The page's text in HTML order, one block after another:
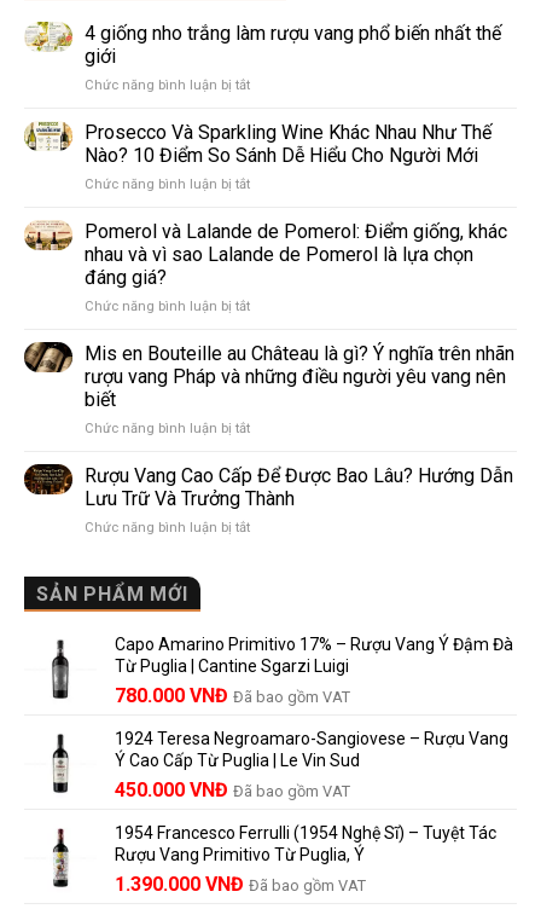
4 giống nho trắng làm rượu vang phổ biến nhất thế
giới
Chức năng bình luận bị tắtở
giống
nho
trắng
làm
vang
phổ
thế
Prosecco Và Sparkling Wine Khác Nhau Như Thế
Nào? 10 Điểm So Sánh Dễ Hiểu Cho Người Mới
Chức năng bình luận bị tắtở
Và
Sparkling
Wine
Nhau
Thế
Nào?
10
So
Dễ
Hiểu
Người
Pomerol và Lalande de Pomerol: Điểm giống, khác
nhau và vì sao Lalande de Pomerol là lựa chọn
đáng giá?
Chức năng bình luận bị tắtở
và
Lalande
de
Điểm
khác
nhau
và
vì
lựa
chọn
đáng
Mis en Bouteille au Château là gì? Ý nghĩa trên nhãn
rượu vang Pháp và những điều người yêu vang nên
biết
Chức năng bình luận bị tắtở
en
Bouteille
au
Château
nhãn
rượu
vang
và
những
người
vang
nên
biết
Rượu Vang Cao Cấp Để Được Bao Lâu? Hướng Dẫn
Lưu Trữ Và Trưởng Thành
Chức năng bình luận bị tắtở
Được
Bao
Lâu?
Hướng
Dẫn
Lưu
Trữ
Và
Thành
SẢN PHẨM MỚI
Capo Amarino Primitivo 17% – Rượu Vang Ý Đậm Đà
Từ Puglia | Cantine Sgarzi Luigi
Giá
là:
858.000 VNĐ.
780.000 VNĐ Giá
tại
là:
780.000 VNĐ.
Đã bao gồm VAT
1924 Teresa Negroamaro-Sangiovese – Rượu Vang
Ý Cao Cấp Từ Puglia | Le Vin Sud
Giá
là:
495.000 VNĐ.
450.000 VNĐ Giá
tại
là:
450.000 VNĐ.
Đã bao gồm VAT
1954 Francesco Ferrulli (1954 Nghệ Sĩ) – Tuyệt Tác
Rượu Vang Primitivo Từ Puglia, Ý
Giá
1.390.000 VNĐ Giá
Đã bao gồm VAT